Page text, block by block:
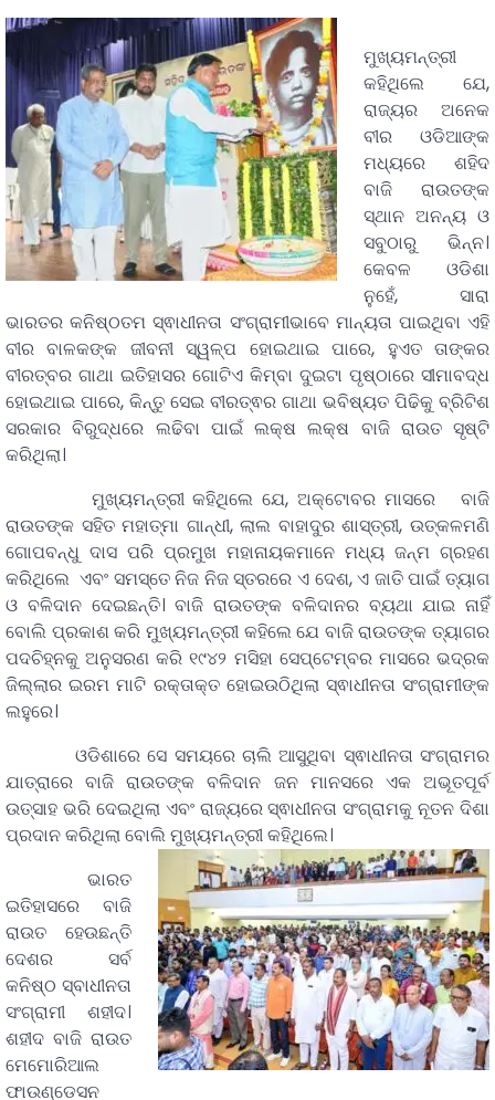
ମୁଖ୍ୟମନ୍ତ୍ରୀ
କହିଥିଲେ ଯେ,
ରାଜ୍ୟର ଅନେକ
ବୀର ଓଡିଆଙ୍କ
ମଧ୍ୟରେ ଶହିଦ
ବାଜି ରାଉତଙ୍କ
ସ୍ଥାନ ଅନନ୍ୟ ଓ
ସବୁଠାରୁ ଭିନ୍ନ।
କେବଳ ଓଡିଶା
ନୁହେଁ, ସାରା
ଭାରତର କନିଷ୍ଠତମ ସ୍ଵାଧୀନତା ସଂଗ୍ରାମୀଭାବେ ମାନ୍ୟତା ପାଇଥିବା ଏହି
ବୀର ବାଳକଙ୍କ ଜୀବନୀ ସ୍ୱଳ୍ପ ହୋଇଥାଇ ପାରେ, ହୁଏତ ତାଙ୍କର
ବୀରତ୍ବର ଗାଥା ଇତିହାସର ଗୋଟିଏ କିମ୍ବା ଦୁଇଟା ପୃଷ୍ଠାରେ ସୀମାବଦ୍ଧ
ହୋଇଥାଇ ପାରେ, କିନ୍ତୁ ସେଇ ବୀରତ୍ଵର ଗାଥା ଭବିଷ୍ୟତ ପିଢିକୁ ବ୍ରିଟିଶ
ସରକାର ବିରୁଦ୍ଧରେ ଲଢିବା ପାଇଁ ଲକ୍ଷ ଲକ୍ଷ ବାଜି ରାଉତ ସୃଷ୍ଟି
କରିଥିଲା।
ମୁଖ୍ୟମନ୍ତ୍ରୀ କହିଥିଲେ ଯେ, ଅକ୍ଟୋବର ମାସରେ ବାଜି
ରାଉତଙ୍କ ସହିତ ମହାତ୍ମା ଗାନ୍ଧୀ, ଲାଲ ବାହାଦୁର ଶାସ୍ତ୍ରୀ, ଉତ୍କଳମଣି
ଗୋପବନ୍ଧୁ ଦାସ ପରି ପ୍ରମୁଖ ମହାନାୟକମାନେ ମଧ୍ୟ ଜନ୍ମ ଗ୍ରହଣ
କରିଥିଲେ ଏବଂ ସମସ୍ତେ ନିଜ ନିଜ ସ୍ତରରେ ଏ ଦେଶ, ଏ ଜାତି ପାଇଁ ତ୍ୟାଗ
ଓ ବଳିଦାନ ଦେଇଛନ୍ତି। ବାଜି ରାଉତଙ୍କ ବଳିଦାନର ବ୍ୟଥା ଯାଇ ନାହିଁ
ବୋଲି ପ୍ରକାଶ କରି ମୁଖ୍ୟମନ୍ତ୍ରୀ କହିଲେ ଯେ ବାଜି ରାଉତଙ୍କ ତ୍ୟାଗର
ପଦଚିହ୍ନକୁ ଅନୁସରଣ କରି ୧୯୪୨ ମସିହା ସେପ୍ଟେମ୍ବର ମାସରେ ଭଦ୍ରକ
ଜିଲ୍ଲାର ଇରମ ମାଟି ରକ୍ତାକ୍ତ ହୋଇଉଠିଥିଲା ସ୍ଵାଧୀନତା ସଂଗ୍ରାମୀଙ୍କ
ଲହୁରେ।
ଓଡିଶାରେ ସେ ସମୟରେ ଚାଲି ଆସୁଥିବା ସ୍ଵାଧୀନତା ସଂଗ୍ରାମର
ଯାତ୍ରାରେ ବାଜି ରାଉତଙ୍କ ବଳିଦାନ ଜନ ମାନସରେ ଏକ ଅଭୂତପୂର୍ବ
ଉତ୍ସାହ ଭରି ଦେଇଥିଲା ଏବଂ ରାଜ୍ୟରେ ସ୍ଵାଧୀନତା ସଂଗ୍ରାମକୁ ନୂତନ ଦିଶା
ପ୍ରଦାନ କରିଥିଲା ବୋଲି ମୁଖ୍ୟମନ୍ତ୍ରୀ କହିଥିଲେ।
ଭାରତ
ଇତିହାସରେ ବାଜି
ରାଉତ ହେଉଛନ୍ତି
ଦେଶର ସର୍ବ
କନିଷ୍ଠ ସ୍ବାଧୀନତା
ସଂଗ୍ରାମୀ ଶହୀଦ।
ଶହୀଦ ବାଜି ରାଉତ
ମେମୋରିଆଲ
ଫାଉଣ୍ଡେସନ